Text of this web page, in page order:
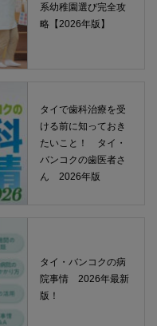
系幼稚園選び完全攻
略【2026年版】
タイで歯科治療を受
ける前に知っておき
たいこと！ タイ・
バンコクの歯医者さ
ん 2026年版
タイ・バンコクの病
院事情 2026年最新
版！